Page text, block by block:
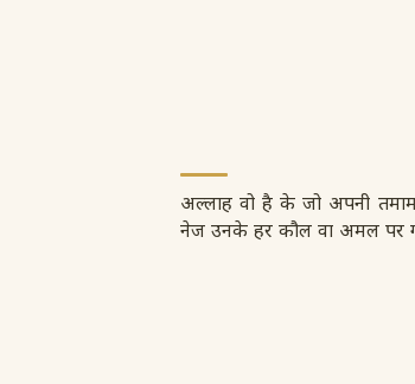
अल्लाह वो है के जो अपनी
नेज उनके हर कौल वा अमल पर